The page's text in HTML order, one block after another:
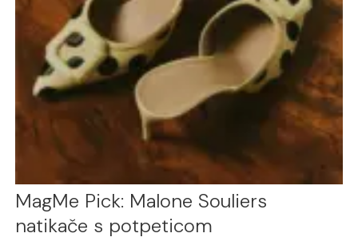
MagMe Pick: Malone Souliers
natikače s potpeticom